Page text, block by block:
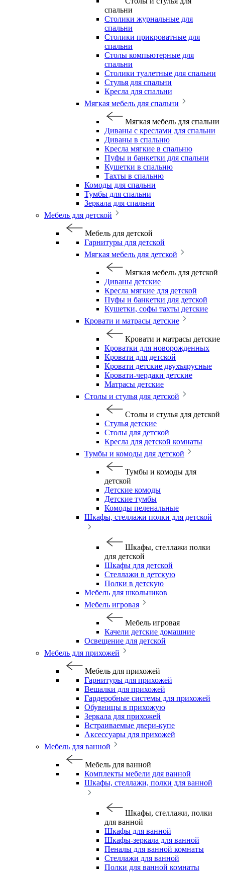
спальни
Столики журнальные для
спальни
Столики прикроватные для
спальни
Столы компьютерные для
спальни
Столики туалетные для спальни
Стулья для спальни
Кресла для спальни
Мягкая мебель для спальни
Мягкая мебель для спальни
Диваны с креслами для спальни
Диваны в спальню
Кресла мягкие в спальню
Пуфы и банкетки для спальни
Кушетки в спальню
Тахты в спальню
Комоды для спальни
Тумбы для спальни
Зеркала для спальни
Мебель для детской
Мебель для детской
Гарнитуры для детской
Мягкая мебель для детской
Мягкая мебель для детской
Диваны детские
Кресла мягкие для детской
Пуфы и банкетки для детской
Кушетки, софы тахты детские
Кровати и матрасы детские
Кровати и матрасы детские
Кроватки для новорожденных
Кровати для детской
Кровати детские двухъярусные
Кровати-чердаки детские
Матрасы детские
Столы и стулья для детской
Столы и стулья для детской
Стулья детские
Столы для детской
Кресла для детской комнаты
Тумбы и комоды для детской
Тумбы и комоды для
детской
Детские комоды
Детские тумбы
Комоды пеленальные
Шкафы, стеллажи полки для детской
Шкафы, стеллажи полки
для детской
Шкафы для детской
Стеллажи в детскую
Полки в детскую
Мебель для школьников
Мебель игровая
Мебель игровая
Качели детские домашние
Освещение для детской
Мебель для прихожей
Мебель для прихожей
Гарнитуры для прихожей
Вешалки для прихожей
Гардеробные системы для прихожей
Обувницы в прихожую
Зеркала для прихожей
Встраиваемые двери-купе
Аксессуары для прихожей
Мебель для ванной
Мебель для ванной
Комплекты мебели для ванной
Шкафы, стеллажи, полки для ванной
Шкафы, стеллажи, полки
для ванной
Шкафы для ванной
Шкафы-зеркала для ванной
Пеналы для ванной комнаты
Стеллажи для ванной
Полки для ванной комнаты